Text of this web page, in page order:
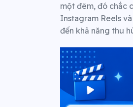
một đêm, đó chắc
Instagram Reels
đến khả năng thu